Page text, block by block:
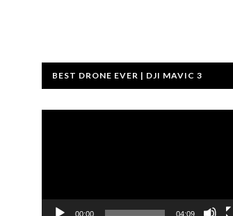
BEST DRONE EVER | DJI MAVIC 3
00:00 04:09